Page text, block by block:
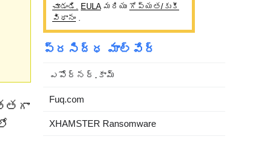
చూడండి. EULAమరియు గోప్యత/కుకీ
విధానం .
ప్రసిద్ధ మాల్వేర్
ఎపోర్నర్.కామ్
Fuq.com
XHAMSTER Ransomware